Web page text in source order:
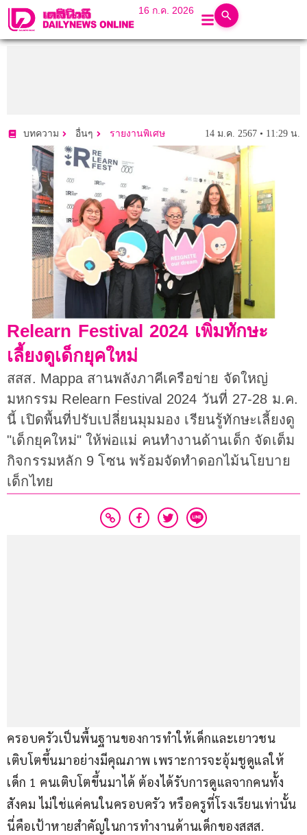
16 ก.ค. 2026
บทความ อื่นๆ รายงานพิเศษ 14 ม.ค. 2567 • 11:29 น.
Relearn Festival 2024 เพิ่มทักษะ
เลี้ยงดูเด็กยุคใหม่
สสส. Mappa สานพลังภาคีเครือข่าย จัดใหญ่
มหกรรม Relearn Festival 2024 วันที่ 27-28 ม.ค.
นี้ เปิดพื้นที่ปรับเปลี่ยนมุมมอง เรียนรู้ทักษะเลี้ยงดู
"เด็กยุคใหม่" ให้พ่อแม่ คนทำงานด้านเด็ก จัดเต็ม
กิจกรรมหลัก 9 โซน พร้อมจัดทำดอกไม้นโยบาย
เด็กไทย
ครอบครัวเป็นพื้นฐานของการทำให้เด็กและเยาวชน
เติบโตขึ้นมาอย่างมีคุณภาพ เพราะการจะอุ้มชูดูแลให้
เด็ก 1 คนเติบโตขึ้นมาได้ ต้องได้รับการดูแลจากคนทั้ง
สังคม ไม่ใช่แค่คนในครอบครัว หรือครูที่โรงเรียนเท่านั้น
นี่คือเป้าหายสำคัญในการทำงานด้านเด็กของสสส.